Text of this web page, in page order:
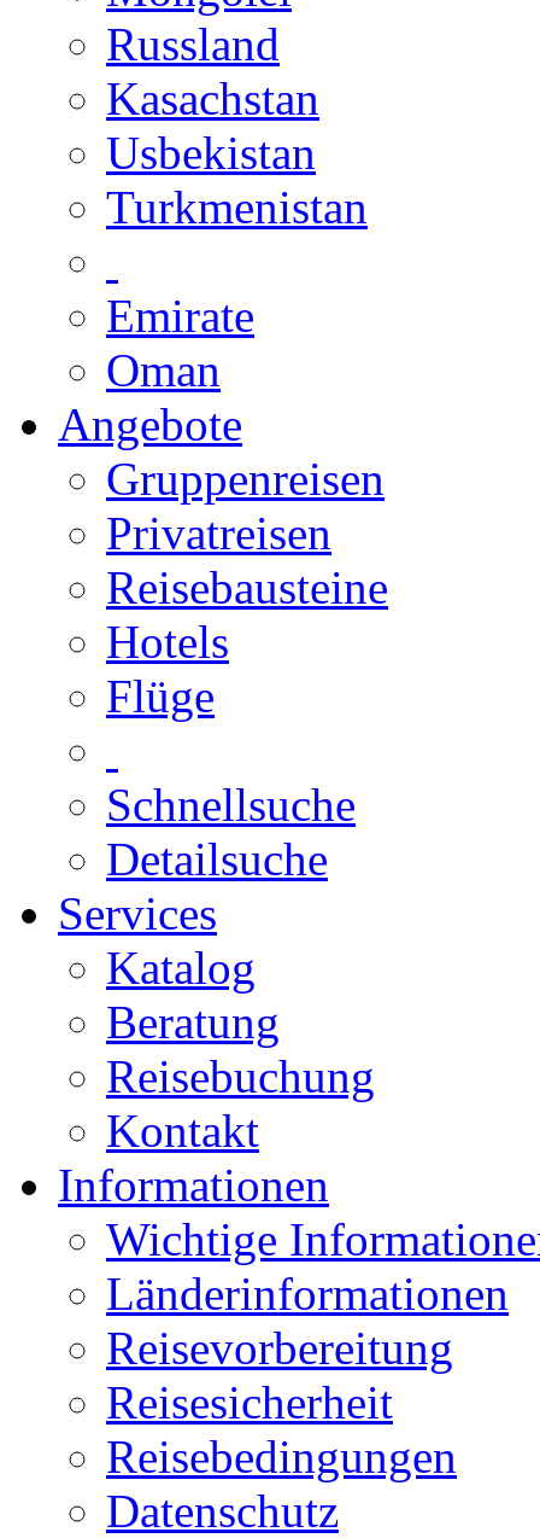
Russland
Kasachstan
Usbekistan
Turkmenistan
Emirate
Oman
Angebote
Gruppenreisen
Privatreisen
Reisebausteine
Hotels
Flüge
Schnellsuche
Detailsuche
Services
Katalog
Beratung
Reisebuchung
Kontakt
Informationen
Wichtige
Länderinformationen
Reisevorbereitung
Reisesicherheit
Reisebedingungen
Datenschutz